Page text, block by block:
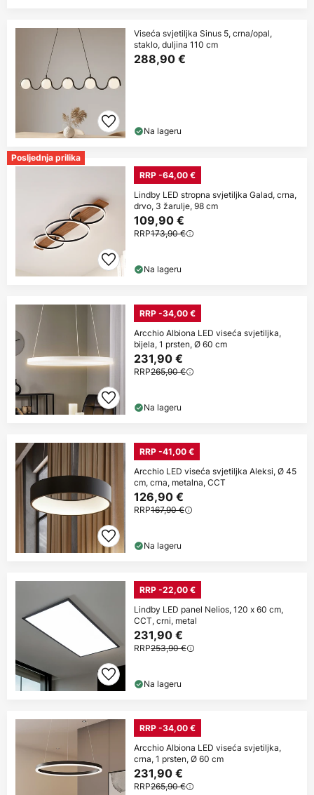
Viseća svjetiljka Sinus 5, crna/opal,
staklo, duljina 110 cm
288,90 €
Na lageru
Posljednja prilika
RRP -64,00 €
Lindby LED stropna svjetiljka Galad, crna,
drvo, 3 žarulje, 98 cm
109,90 €
RRP173,90 €
Na lageru
RRP -34,00 €
Arcchio Albiona LED viseća svjetiljka,
bijela, 1 prsten, Ø 60 cm
231,90 €
RRP265,90 €
Na lageru
RRP -41,00 €
Arcchio LED viseća svjetiljka Aleksi, Ø 45
cm, crna, metalna, CCT
126,90 €
RRP167,90 €
Na lageru
RRP -22,00 €
Lindby LED panel Nelios, 120 x 60 cm,
CCT, crni, metal
231,90 €
RRP253,90 €
Na lageru
RRP -34,00 €
Arcchio Albiona LED viseća svjetiljka,
crna, 1 prsten, Ø 60 cm
231,90 €
RRP265,90 €